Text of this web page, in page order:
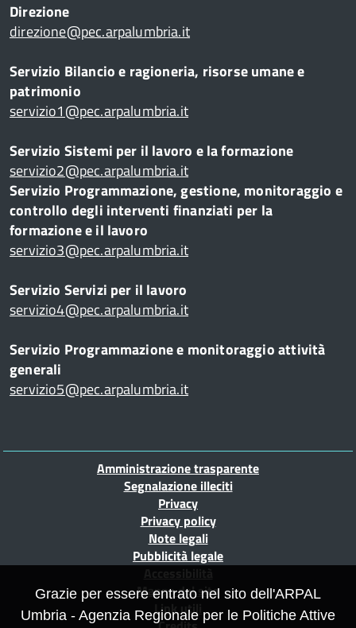
Direzione
direzione@pec.arpalumbria.it
Servizio Bilancio e ragioneria, risorse umane e
patrimonio
servizio1@pec.arpalumbria.it
Servizio Sistemi per il lavoro e la formazione
servizio2@pec.arpalumbria.it
Servizio Programmazione, gestione, monitoraggio e
controllo degli interventi finanziati per la
formazione e il lavoro
servizio3@pec.arpalumbria.it
Servizio Servizi per il lavoro
servizio4@pec.arpalumbria.it
Servizio Programmazione e monitoraggio attività
generali
servizio5@pec.arpalumbria.it
Amministrazione trasparente
Segnalazione illeciti
Privacy
Privacy policy
Note legali
Pubblicità legale
Mappa del sito
Link utili
Grazie per essere entrato nel sito dell'ARPAL
Umbria - Agenzia Regionale per le Politiche Attive